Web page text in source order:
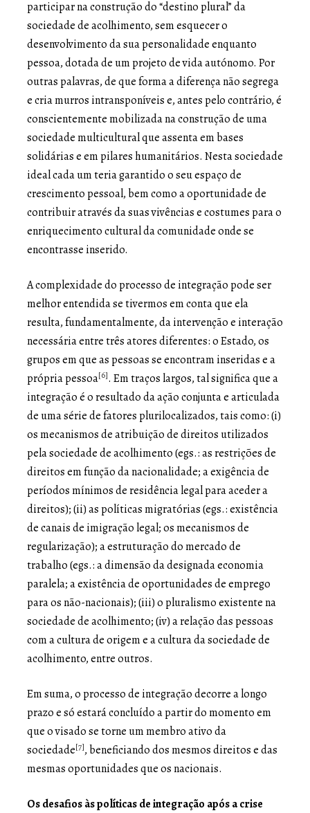
participar na construção do “destino plural” da
sociedade de acolhimento, sem esquecer o
desenvolvimento da sua personalidade enquanto
pessoa, dotada de um projeto de vida autónomo. Por
outras palavras, de que forma a diferença não segrega
e cria murros intransponíveis e, antes pelo contrário, é
conscientemente mobilizada na construção de uma
sociedade multicultural que assenta em bases
solidárias e em pilares humanitários. Nesta sociedade
ideal cada um teria garantido o seu espaço de
crescimento pessoal, bem como a oportunidade de
contribuir através da suas vivências e costumes para o
enriquecimento cultural da comunidade onde se
encontrasse inserido.
A complexidade do processo de integração pode ser
melhor entendida se tivermos em conta que ela
resulta, fundamentalmente, da intervenção e interação
necessária entre três atores diferentes: o Estado, os
grupos em que as pessoas se encontram inseridas e a
própria pessoa[6]. Em traços largos, tal significa que a
integração é o resultado da ação conjunta e articulada
de uma série de fatores plurilocalizados, tais como: (i)
os mecanismos de atribuição de direitos utilizados
pela sociedade de acolhimento (egs.: as restrições de
direitos em função da nacionalidade; a exigência de
períodos mínimos de residência legal para aceder a
direitos); (ii) as políticas migratórias (egs.: existência
de canais de imigração legal; os mecanismos de
regularização); a estruturação do mercado de
trabalho (egs.: a dimensão da designada economia
paralela; a existência de oportunidades de emprego
para os não-nacionais); (iii) o pluralismo existente na
sociedade de acolhimento; (iv) a relação das pessoas
com a cultura de origem e a cultura da sociedade de
acolhimento, entre outros.
Em suma, o processo de integração decorre a longo
prazo e só estará concluído a partir do momento em
que o visado se torne um membro ativo da
sociedade[7], beneficiando dos mesmos direitos e das
mesmas oportunidades que os nacionais.
Os desafios às políticas de integração após a crise